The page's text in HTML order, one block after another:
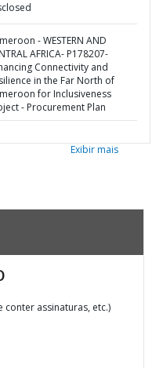
- WESTERN AND
AFRICA- P178207-
Connectivity and
in the Far North of
for Inclusiveness
- Procurement Plan
Exibir mais
assinaturas, etc.)